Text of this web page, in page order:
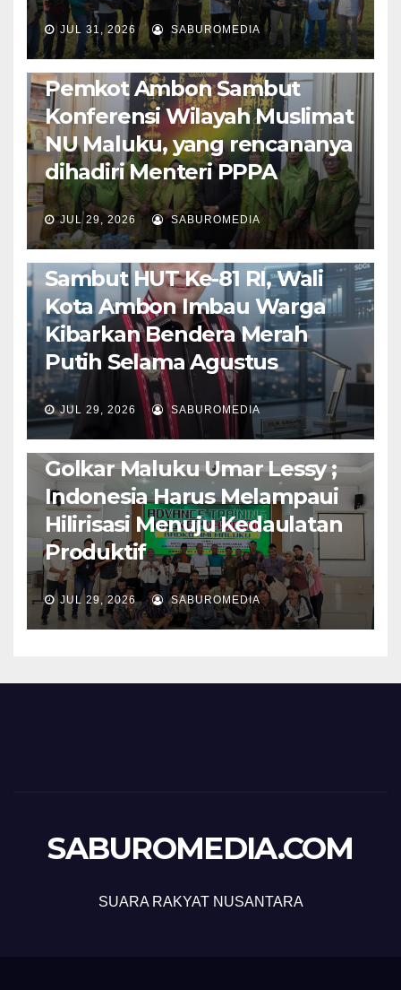
JUL 31, 2026 SABUROMEDIA
AMBON METRO JURNALISME AKTIVIS
POLITIK & PEMERINTAHAN
Pemkot Ambon Sambut
Konferensi Wilayah Muslimat
NU Maluku, yang rencananya
dihadiri Menteri PPPA
JUL 29, 2026 SABUROMEDIA
AMBON METRO POLITIK & PEMERINTAHAN
Sambut HUT Ke-81 RI, Wali
Kota Ambon Imbau Warga
Kibarkan Bendera Merah
Putih Selama Agustus
JUL 29, 2026 SABUROMEDIA
AMBON METRO JURNALISME AKTIVIS
PENDIDIKAN & OLAHRAGA THE MOLUCCAS
Isi Materi LK-III HMI, Ketua
Golkar Maluku Umar Lessy ;
Indonesia Harus Melampaui
Hilirisasi Menuju Kedaulatan
Produktif
JUL 29, 2026 SABUROMEDIA
SABUROMEDIA.COM
SUARA RAKYAT NUSANTARA